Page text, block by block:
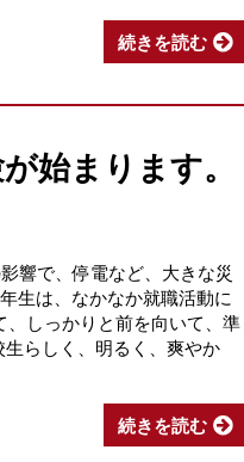
続きを読む
始まります。
響で、停電など、大きな災
生は、なかなか就職活動に
しっかりと前を向いて、準
らしく、明るく、爽やか
続きを読む